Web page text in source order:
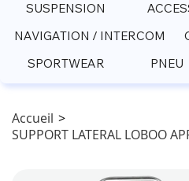
Accueil >
SUPPORT LATERAL LOBOO
SUSPENSION
NAVIGATION / INTERCOM
SPORTWEAR
PNEU